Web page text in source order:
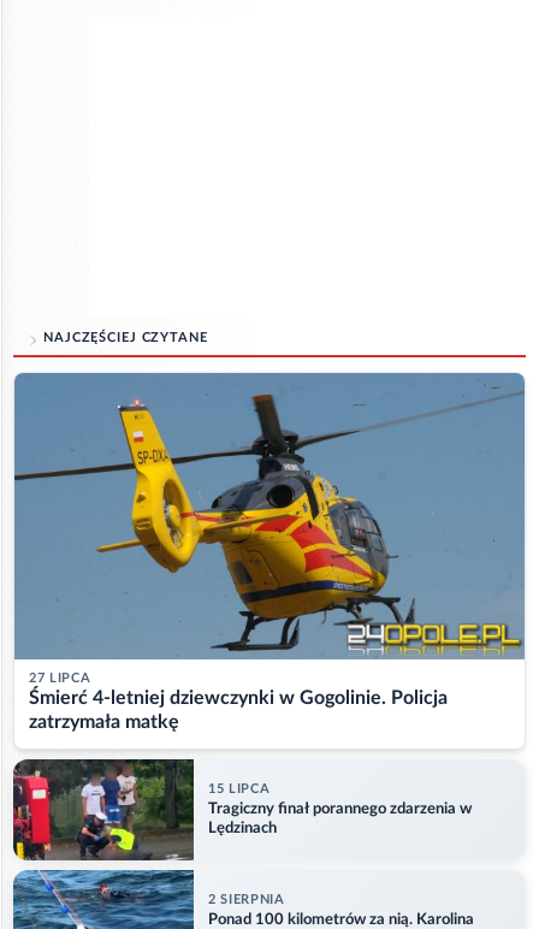
NAJCZĘŚCIEJ CZYTANE
27 LIPCA
Śmierć 4-letniej dziewczynki w Gogolinie. Policja
zatrzymała matkę
15 LIPCA
Tragiczny finał porannego zdarzenia w
Lędzinach
2 SIERPNIA
Ponad 100 kilometrów za nią. Karolina